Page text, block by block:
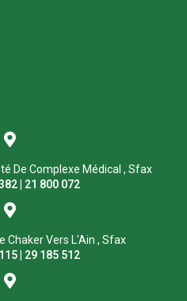
De Complexe Médical , Sfax
| 21 800 072
Chaker Vers L'Ain , Sfax
| 29 185 512